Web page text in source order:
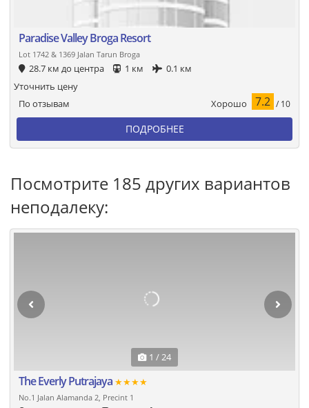
Paradise Valley Broga Resort
Lot 1742 & 1369 Jalan Tarun Broga
28.7 км до центра 1 км 0.1 км
По отзывам Хорошо 7.2 / 10
Уточнить цену
ПОДРОБНЕЕ
Посмотрите 185 других вариантов
неподалеку:
1 / 24
The Everly Putrajaya ★★★★
No.1 Jalan Alamanda 2, Precint 1